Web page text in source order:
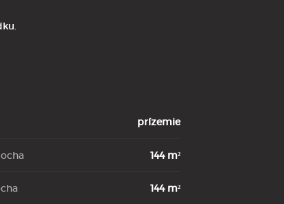
prízemie
144 m²
144 m²